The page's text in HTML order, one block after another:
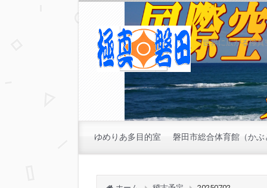
世界に広がる極
ゆめりあ多目的室 磐田市総合体育館（かぶ